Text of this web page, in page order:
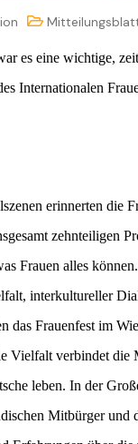
es eine wichtige,
Internationalen
erinnerten die
zehnteiligen
Frauen alles können.
interkultureller
das Frauenfest im
Vielfalt verbindet die
leben. In der
Mitbürger